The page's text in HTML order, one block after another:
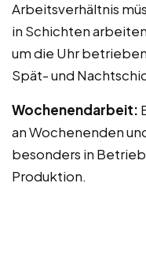
Arbeitsverhältnis
in Schichten
um die Uhr
Spät- und
Wochenendarbeit:
an Wochenenden
besonders in
Produktion.